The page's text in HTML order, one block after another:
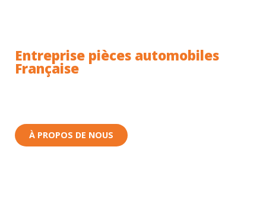
Entreprise pièces automobiles
Française
À PROPOS DE NOUS